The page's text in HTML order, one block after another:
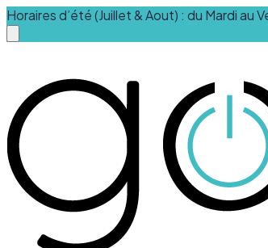
Horaires d’été (Juillet & Aout) : du Mardi